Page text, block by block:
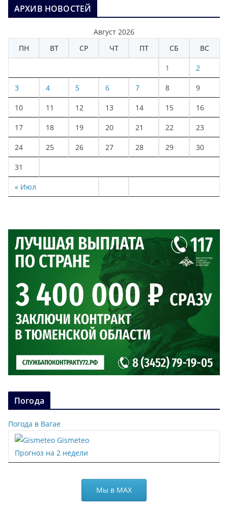
АРХИВ НОВОСТЕЙ
Август 2026
ПН
ВТ СР ЧТ ПТ СБ ВС
« Июл
1 2
3 4 5 6 7 8 9
10 11 12 13 14 15 16
17 18 19 20 21 22 23
24 25 26 27 28 29 30
31
Погода
Погода в Вагае
Gismeteo
Прогноз на 2 недели
Мы в МАХ